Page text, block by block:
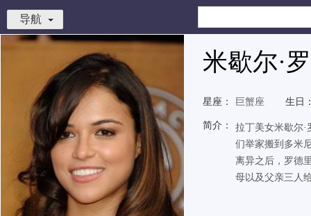
导航
米歇尔·
星座： 巨蟹座 生日
简介：
拉丁美女米歇尔
们举家搬到多米
离异之后，罗德
母以及父亲三人